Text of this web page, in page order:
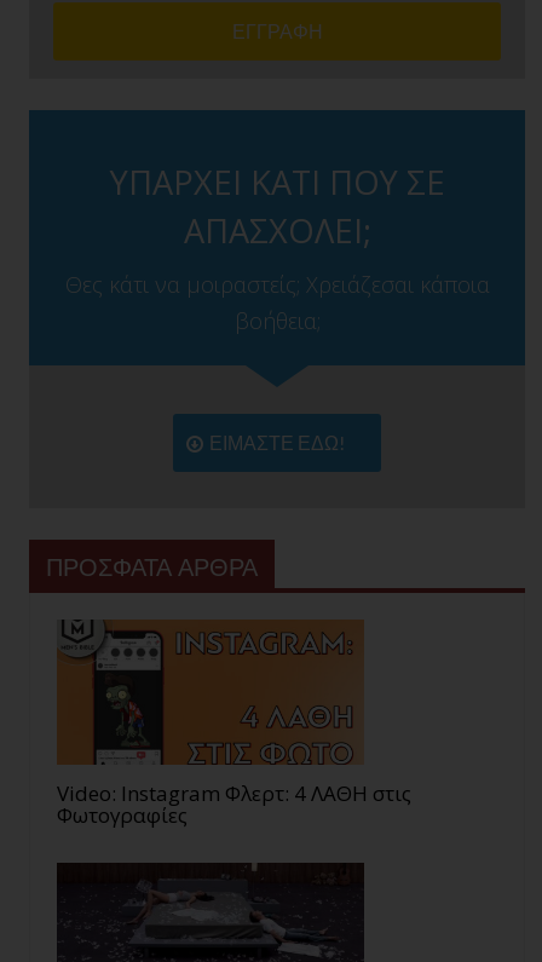
ΥΠΑΡΧΕΙ ΚΑΤΙ ΠΟΥ ΣΕ
ΑΠΑΣΧΟΛΕΙ;
Θες κάτι να μοιραστείς; Χρειάζεσαι κάποια
βοήθεια;
ΕΙΜΑΣΤΕ ΕΔΩ!
ΠΡΟΣΦΑΤΑ ΑΡΘΡΑ
Video: Instagram Φλερτ: 4 ΛΑΘΗ στις
Φωτογραφίες